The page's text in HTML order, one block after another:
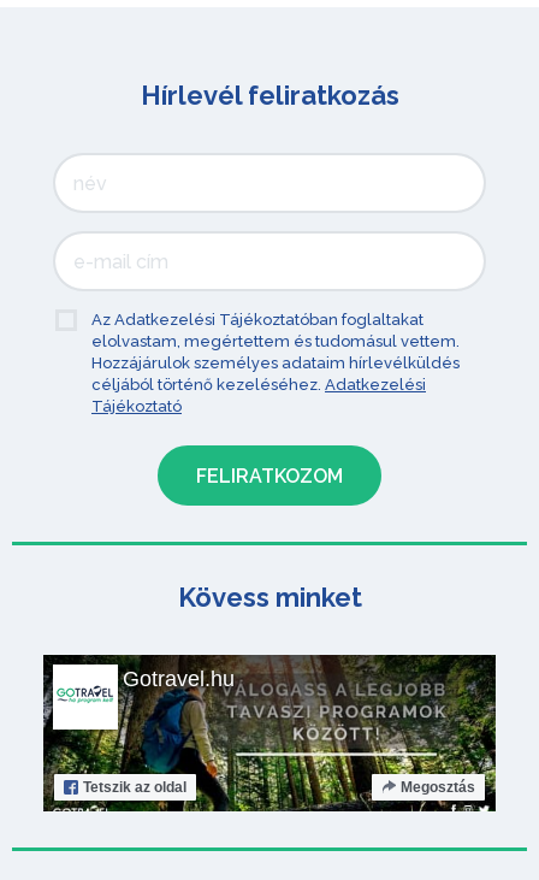
Hírlevél feliratkozás
Az Adatkezelési Tájékoztatóban foglaltakat
elolvastam, megértettem és tudomásul vettem.
Hozzájárulok személyes adataim hírlevélküldés
céljából történő kezeléséhez. Adatkezelési
Tájékoztató
Kövess minket
Gotravel.hu
Tetszik az oldal Megosztás